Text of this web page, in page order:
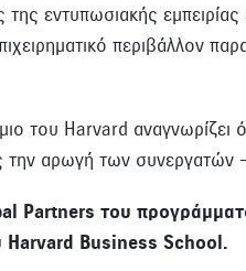
εντυπωσιακής
περιβάλλον
του Harvard αναγνωρίζει
την αρωγή των
Partners του
Harvard Business School.